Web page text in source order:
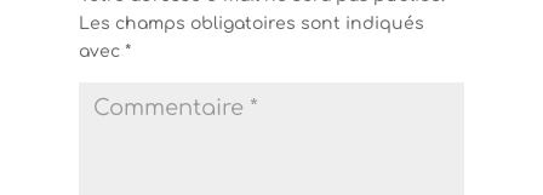
Les champs obligatoires sont indiqués
avec *